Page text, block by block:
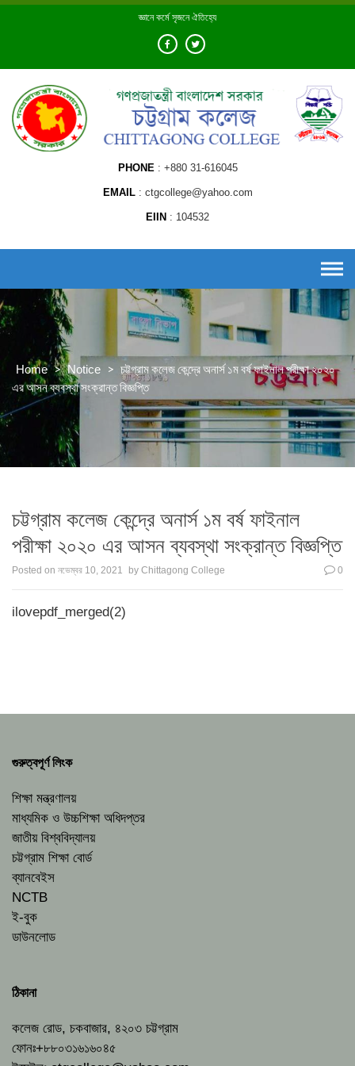
Skip
জ্ঞানে কর্মে সৃজনে ঐতিহ্যে
PHONE +880 31-616045
EMAIL ctgcollege@yahoo.com
EIIN 104532
Home > Notice > চট্টগ্রাম কলেজ কেন্দ্রে অনার্স ১ম বর্ষ ফাইনাল পরীক্ষা ২০২০
এর আসন ব্যবস্থা সংক্রান্ত বিজ্ঞপ্তি
চট্টগ্রাম কলেজ কেন্দ্রে অনার্স ১ম বর্ষ ফাইনাল
পরীক্ষা ২০২০ এর আসন ব্যবস্থা সংক্রান্ত বিজ্ঞপ্তি
Posted on নভেম্বর 10, 2021 by Chittagong College 0
ilovepdf_merged(2)
গুরুত্বপূর্ণ লিংক
শিক্ষা মন্ত্রণালয়
মাধ্যমিক ও উচ্চশিক্ষা অধিদপ্তর
জাতীয় বিশ্ববিদ্যালয়
চট্টগ্রাম শিক্ষা বোর্ড
ব্যানবেইস
NCTB
ই-বুক
ডাউনলোড
ঠিকানা
কলেজ রোড, চকবাজার, ৪২০৩ চট্টগ্রাম
ফোনঃ+৮৮০৩১৬১৬০৪৫